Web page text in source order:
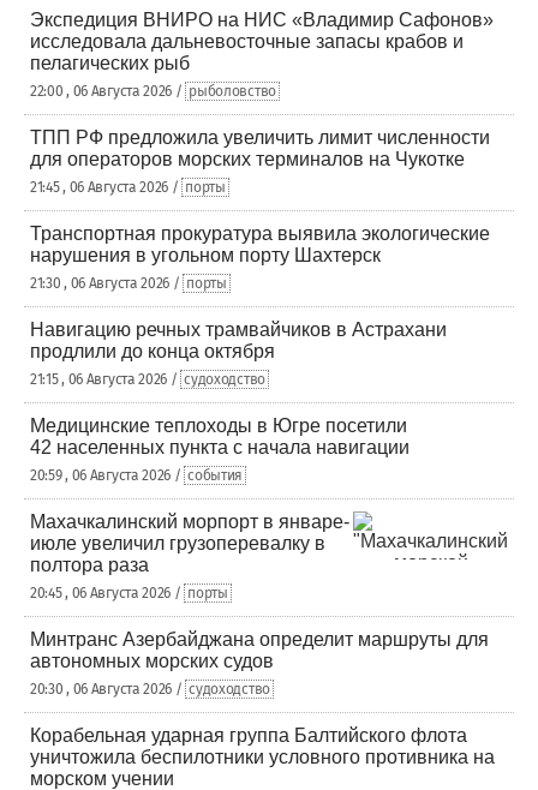
Экспедиция ВНИРО на НИС «Владимир Сафонов»
исследовала дальневосточные запасы крабов и
пелагических рыб
22:00 , 06 Августа 2026 / рыболовство
ТПП РФ предложила увеличить лимит численности
для операторов морских терминалов на Чукотке
21:45 , 06 Августа 2026 / порты
Транспортная прокуратура выявила экологические
нарушения в угольном порту Шахтерск
21:30 , 06 Августа 2026 / порты
Навигацию речных трамвайчиков в Астрахани
продлили до конца октября
21:15 , 06 Августа 2026 / судоходство
Медицинские теплоходы в Югре посетили
42 населенных пункта с начала навигации
20:59 , 06 Августа 2026 / события
Махачкалинский морпорт в январе-
июле увеличил грузоперевалку в
полтора раза
20:45 , 06 Августа 2026 / порты
Минтранс Азербайджана определит маршруты для
автономных морских судов
20:30 , 06 Августа 2026 / судоходство
Корабельная ударная группа Балтийского флота
уничтожила беспилотники условного противника на
морском учении